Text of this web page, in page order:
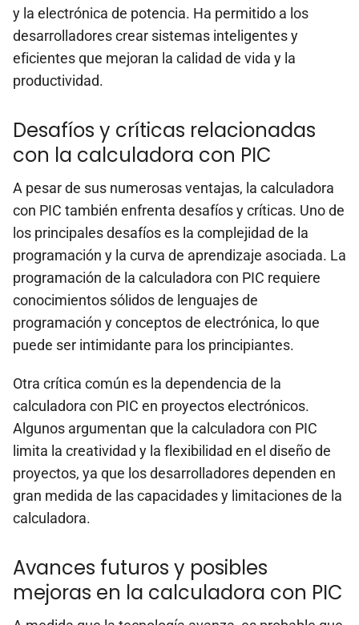
y la electrónica de potencia. Ha permitido a los
desarrolladores crear sistemas inteligentes y
eficientes que mejoran la calidad de vida y la
productividad.
Desafíos y críticas relacionadas
con la calculadora con PIC
A pesar de sus numerosas ventajas, la calculadora
con PIC también enfrenta desafíos y críticas. Uno de
los principales desafíos es la complejidad de la
programación y la curva de aprendizaje asociada. La
programación de la calculadora con PIC requiere
conocimientos sólidos de lenguajes de
programación y conceptos de electrónica, lo que
puede ser intimidante para los principiantes.
Otra crítica común es la dependencia de la
calculadora con PIC en proyectos electrónicos.
Algunos argumentan que la calculadora con PIC
limita la creatividad y la flexibilidad en el diseño de
proyectos, ya que los desarrolladores dependen en
gran medida de las capacidades y limitaciones de la
calculadora.
Avances futuros y posibles
mejoras en la calculadora con PIC